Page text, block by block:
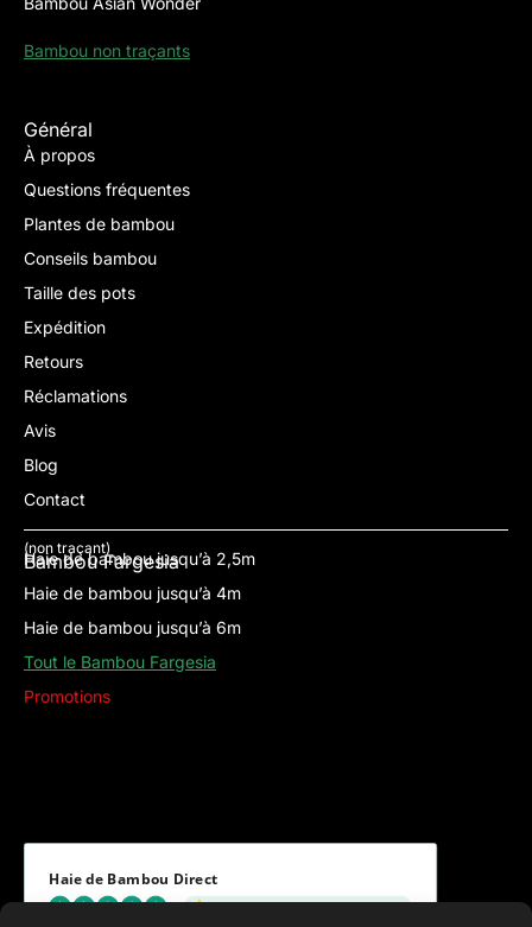
Bambou non traçants
Général
À propos
Questions fréquentes
Plantes de bambou
Conseils bambou
Taille des pots
Expédition
Retours
Réclamations
Avis
Blog
Contact
Bambou Fargesia
(non traçant)
Haie de bambou jusqu’à 2,5m
Haie de bambou jusqu’à 4m
Haie de bambou jusqu’à 6m
Tout le Bambou Fargesia
Promotions
Haie de Bambou Direct
Ce que disent nos clients et clientes